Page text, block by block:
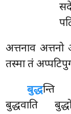
अत्तनाव अत्तनो
तस्मा तं
बुद्धन्ति
बुद्धवाति